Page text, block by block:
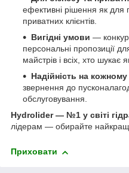
ефективні рішення як для
приватних клієнтів.
Вигідні умови —
персональні пропозиції
майстрів і всіх, хто шукає
Надійність на кожному
звернення до
обслуговування.
Hydrolider — №1 у світі
лідерам — обирайте
Приховати